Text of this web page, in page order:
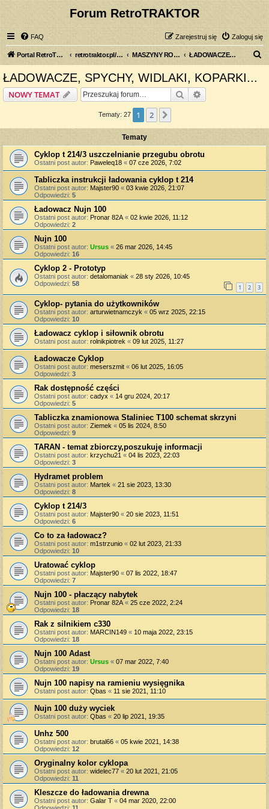
Forum RetroTRAKTOR
FAQ Zaloguj się
Zarejestruj się
Portal RetroTRAKTOR.pl retrotraktor.pl/forum MASZYNY ROLNICZE ŁADOWACZE, SPYCHY, WIDLAKI, KOPARKI...
ŁADOWACZE, SPYCHY, WIDLAKI, KOPARKI...
NOWY TEMAT Szukaj
Tematy: 27 1 2
Tematy
Cyklop t 214/3 uszczelnianie przegubu obrotu
Ostatni post autor: Paweleq18 « 07 cze 2026, 7:02
Tabliczka instrukcji ładowania cyklop t 214
Ostatni post autor: Majster90 « 03 kwie 2026, 21:07
Odpowiedzi: 5
Ładowacz Nujn 100
Ostatni post autor: Pronar 82A « 02 kwie 2026, 11:12
Odpowiedzi: 2
Nujn 100
Ostatni post autor: Ursus « 26 mar 2026, 14:45
Odpowiedzi: 16
Cyklop 2 - Prototyp
Ostatni post autor: detalomaniak « 28 sty 2026, 10:45
Odpowiedzi: 58 1 2 3
Cyklop- pytania do użytkowników
Ostatni post autor: arturwietnamczyk « 05 wrz 2025, 22:15
Odpowiedzi: 10
Ładowacz cyklop i siłownik obrotu
Ostatni post autor: rolnikpiotrek « 09 lut 2025, 11:27
Ładowacze Cyklop
Ostatni post autor: meserszmit « 06 lut 2025, 16:05
Odpowiedzi: 3
Rak dostępność części
Ostatni post autor: cadyx « 14 gru 2024, 20:17
Odpowiedzi: 5
Tabliczka znamionowa Staliniec T100 schemat skrzyni
Ostatni post autor: Ziemek « 05 lis 2024, 8:50
Odpowiedzi: 9
TARAN - temat zbiorczy,poszukuję informacji
Ostatni post autor: krzychu21 « 04 lis 2023, 22:03
Odpowiedzi: 3
Hydramet problem
Ostatni post autor: Martek « 21 sie 2023, 13:30
Odpowiedzi: 8
Cyklop t 214/3
Ostatni post autor: Majster90 « 20 sie 2023, 11:51
Odpowiedzi: 6
Co to za ładowacz?
Ostatni post autor: m1strzunio « 02 lut 2023, 21:33
Odpowiedzi: 10
Uratować cyklop
Ostatni post autor: Majster90 « 07 lis 2022, 18:47
Odpowiedzi: 7
Nujn 100 - płaczący nabytek
Ostatni post autor: Pronar 82A « 25 cze 2022, 2:24
Odpowiedzi: 18
Rak z silnikiem c330
Ostatni post autor: MARCIN149 « 10 maja 2022, 23:15
Odpowiedzi: 18
Nujn 100 Adast
Ostatni post autor: Ursus « 07 mar 2022, 7:40
Odpowiedzi: 19
Nujn 100 napisy na ramieniu wysięgnika
Ostatni post autor: Qbas « 11 sie 2021, 11:10
Nujn 100 duży wyciek
Ostatni post autor: Qbas « 20 lip 2021, 19:35
Unhz 500
Ostatni post autor: brutal66 « 05 kwie 2021, 14:38
Odpowiedzi: 12
Oryginalny kolor cyklopa
Ostatni post autor: widelec77 « 20 lut 2021, 21:05
Odpowiedzi: 11
Kleszcze do ładowania drewna
Ostatni post autor: Galar T « 04 mar 2020, 22:00